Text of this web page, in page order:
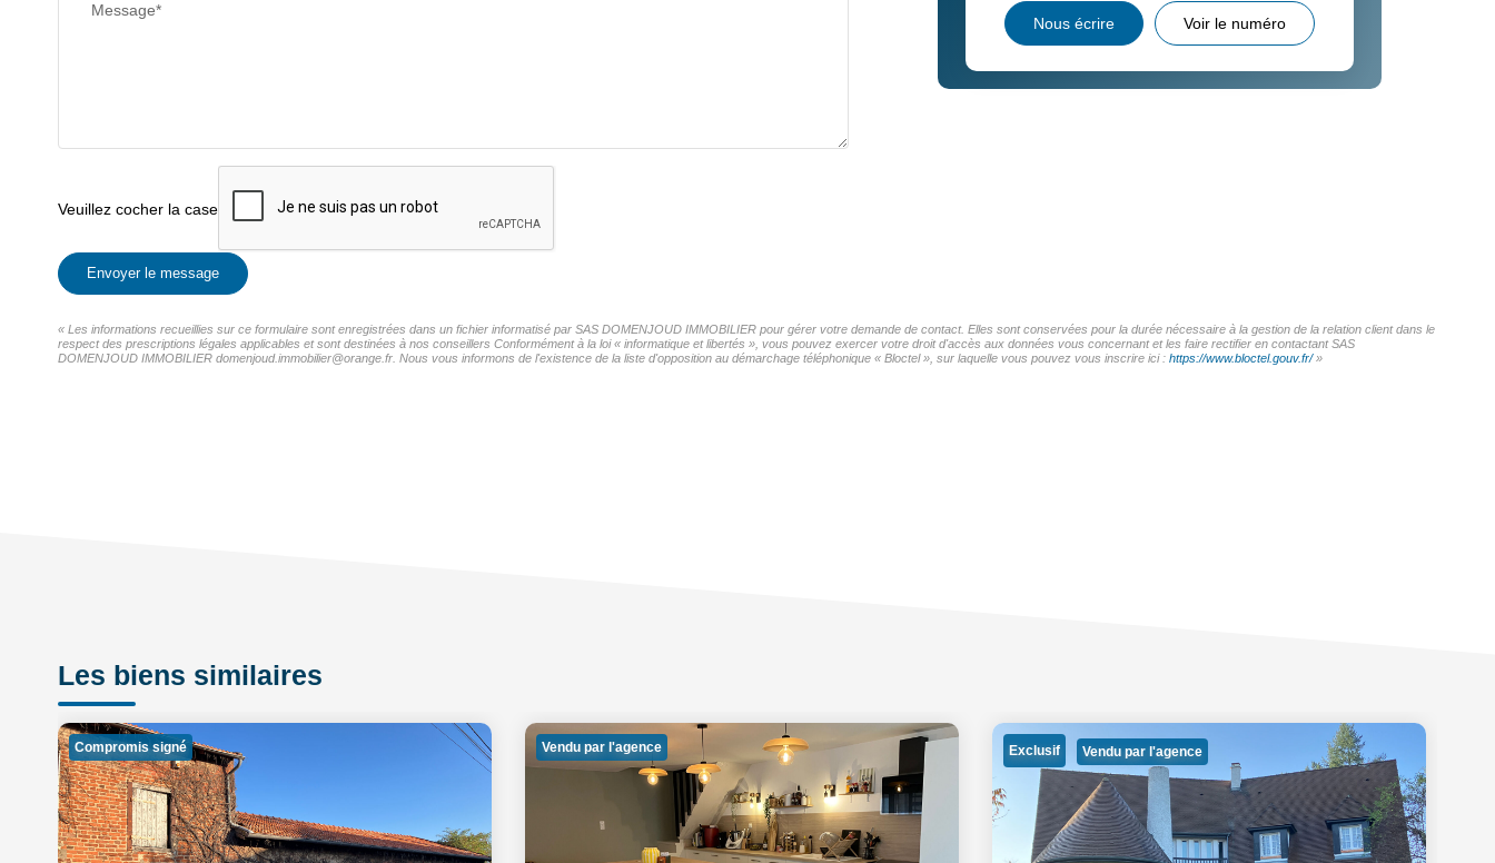
Message*
Veuillez cocher la case
Envoyer le message
Nous écrire Voir le numéro
« Les informations recueillies sur ce formulaire sont enregistrées dans un fichier informatisé par SAS DOMENJOUD IMMOBILIER pour gérer votre demande de contact. Elles sont conservées pour la durée nécessaire à la gestion de la relation client dans le
respect des prescriptions légales applicables et sont destinées à nos conseillers Conformément à la loi « informatique et libertés », vous pouvez exercer votre droit d'accès aux données vous concernant et les faire rectifier en contactant SAS
DOMENJOUD IMMOBILIER domenjoud.immobilier@orange.fr. Nous vous informons de l'existence de la liste d'opposition au démarchage téléphonique « Bloctel », sur laquelle vous pouvez vous inscrire ici : https://www.bloctel.gouv.fr/»
Les biens similaires
Compromis signé Vendu par l'agence Exclusif Vendu par l'agence